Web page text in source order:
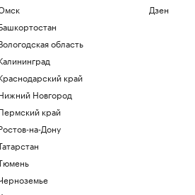
область
край
Новгород
край
на-Дону
Дзен